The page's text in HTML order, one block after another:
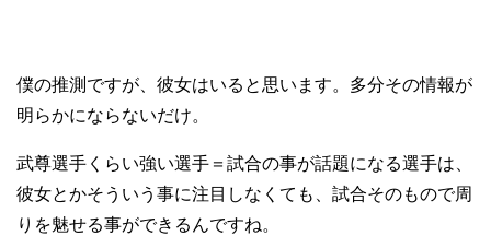
僕の推測ですが、彼女はいると思います。多分その情報が
明らかにならないだけ。
武尊選手くらい強い選手＝試合の事が話題になる選手は、
彼女とかそういう事に注目しなくても、試合そのもので周
りを魅せる事ができるんですね。